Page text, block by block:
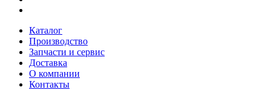
Каталог
Производство
Запчасти и сервис
Доставка
О компании
Контакты